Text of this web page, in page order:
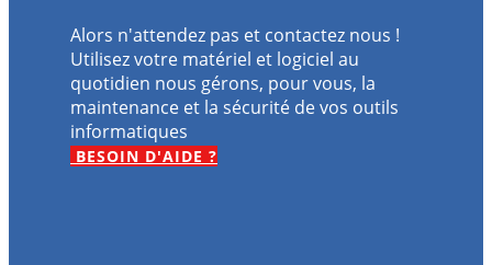
Alors n'attendez pas et contactez nous !
Utilisez votre matériel et logiciel au
quotidien nous gérons, pour vous, la
maintenance et la sécurité de vos outils
informatiques
BESOIN D'AIDE ?